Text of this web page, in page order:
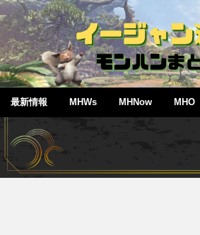
最新情報 MHWs MHNow MHO